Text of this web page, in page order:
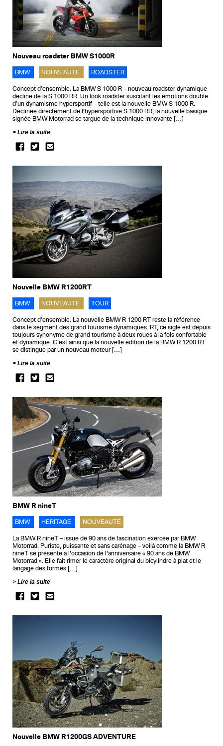
Nouveau roadster BMW S1000R
BMW NOUVEAUTÉ ROADSTER
Concept d’ensemble. La BMW S 1000 R – nouveau roadster dynamique
décliné de la S 1000 RR. Un look roadster suscitant les émotions doublé
d’un dynamisme hypersportif – telle est la nouvelle BMW S 1000 R.
Déclinée directement de l’hypersportive S 1000 RR, la nouvelle basique
signée BMW Motorrad se targue de la technique innovante […]
Lire la suite
Nouvelle BMW R1200RT
BMW NOUVEAUTÉ TOUR
Concept d’ensemble. La nouvelle BMW R 1200 RT reste la référence
dans le segment des grand tourisme dynamiques. RT, ce sigle est depuis
toujours synonyme de grand tourisme à deux roues à la fois confortable
et dynamique. C’est ainsi que la nouvelle édition de la BMW R 1200 RT
se distingue par un nouveau moteur […]
Lire la suite
BMW R nineT
BMW HERITAGE NOUVEAUTÉ
La BMW R nineT – issue de 90 ans de fascination exercée par BMW
Motorrad. Puriste, puissante et sans carénage – voilà comme la BMW R
nineT se présente à l’occasion de l’anniversaire « 90 ans de BMW
Motorrad ». Elle fait rimer le caractère original du bicylindre à plat et le
langage des formes […]
Lire la suite
Nouvelle BMW R1200GS ADVENTURE